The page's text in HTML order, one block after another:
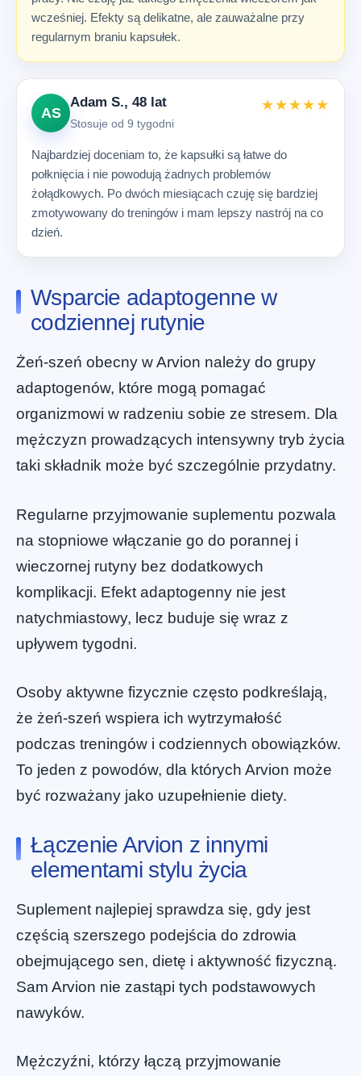
wcześniej. Efekty są delikatne, ale zauważalne przy
regularnym braniu kapsułek.
AS
Adam S., 48 lat
Stosuje od 9 tygodni
★★★★★
Najbardziej doceniam to, że kapsułki są łatwe do
połknięcia i nie powodują żadnych problemów
żołądkowych. Po dwóch miesiącach czuję się bardziej
zmotywowany do treningów i mam lepszy nastrój na co
dzień.
Wsparcie adaptogenne w
codziennej rutynie
Żeń-szeń obecny w Arvion należy do grupy
adaptogenów, które mogą pomagać
organizmowi w radzeniu sobie ze stresem. Dla
mężczyzn prowadzących intensywny tryb życia
taki składnik może być szczególnie przydatny.
Regularne przyjmowanie suplementu pozwala
na stopniowe włączanie go do porannej i
wieczornej rutyny bez dodatkowych
komplikacji. Efekt adaptogenny nie jest
natychmiastowy, lecz buduje się wraz z
upływem tygodni.
Osoby aktywne fizycznie często podkreślają,
że żeń-szeń wspiera ich wytrzymałość
podczas treningów i codziennych obowiązków.
To jeden z powodów, dla których Arvion może
być rozważany jako uzupełnienie diety.
Łączenie Arvion z innymi
elementami stylu życia
Suplement najlepiej sprawdza się, gdy jest
częścią szerszego podejścia do zdrowia
obejmującego sen, dietę i aktywność fizyczną.
Sam Arvion nie zastąpi tych podstawowych
nawyków.
Mężczyźni, którzy łączą przyjmowanie